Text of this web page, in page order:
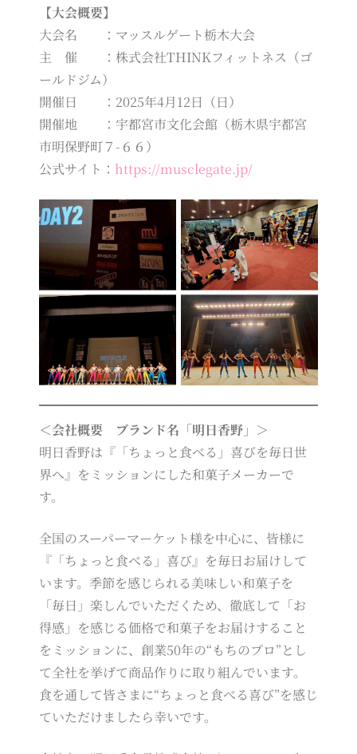
【大会概要】
大会名 ：マッスルゲート栃木大会
主 催 ：株式会社THINKフィットネス（ゴ
ールドジム）
開催日 ：2025年4月12日（日）
開催地 ：宇都宮市文化会館（栃木県宇都宮
市明保野町７-６６）
公式サイト： https://musclegate.jp/
＜会社概要 ブランド名「明日香野」＞
明日香野は『「ちょっと食べる」喜びを毎日世
界へ』をミッションにした和菓子メーカーで
す。
全国のスーパーマーケット様を中心に、皆様に
『「ちょっと食べる」喜び』を毎日お届けして
います。季節を感じられる美味しい和菓子を
「毎日」楽しんでいただくため、徹底して「お
得感」を感じる価格で和菓子をお届けすること
をミッションに、創業50年の“もちのプロ”とし
て全社を挙げて商品作りに取り組んでいます。
食を通して皆さまに“ちょっと食べる喜び”を感じ
ていただけましたら幸いです。